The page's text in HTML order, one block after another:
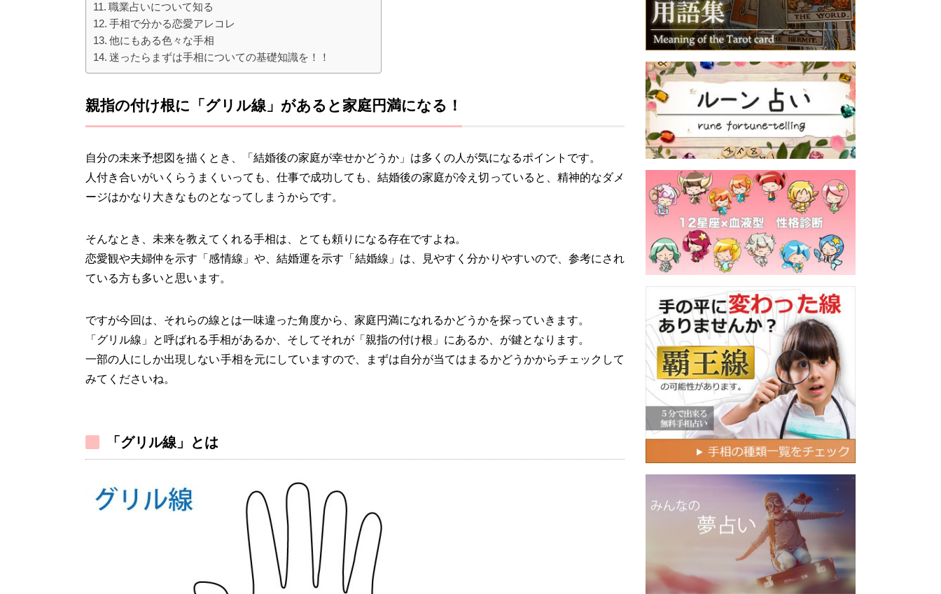
職業占いについて知る
手相で分かる恋愛アレコレ
他にもある色々な手相
迷ったらまずは手相についての基礎知識を！！
親指の付け根に「グリル線」があると家庭円満になる！
自分の未来予想図を描くとき、「結婚後の家庭が幸せかどうか」は多くの人が気になるポイントです。
人付き合いがいくらうまくいっても、仕事で成功しても、結婚後の家庭が冷え切っていると、精神的なダメ
ージはかなり大きなものとなってしまうからです。
そんなとき、未来を教えてくれる手相は、とても頼りになる存在ですよね。
恋愛観や夫婦仲を示す「感情線」や、結婚運を示す「結婚線」は、見やすく分かりやすいので、参考にされ
ている方も多いと思います。
ですが今回は、それらの線とは一味違った角度から、家庭円満になれるかどうかを探っていきます。
「グリル線」と呼ばれる手相があるか、そしてそれが「親指の付け根」にあるか、が鍵となります。
一部の人にしか出現しない手相を元にしていますので、まずは自分が当てはまるかどうかからチェックして
みてくださいね。
「グリル線」とは